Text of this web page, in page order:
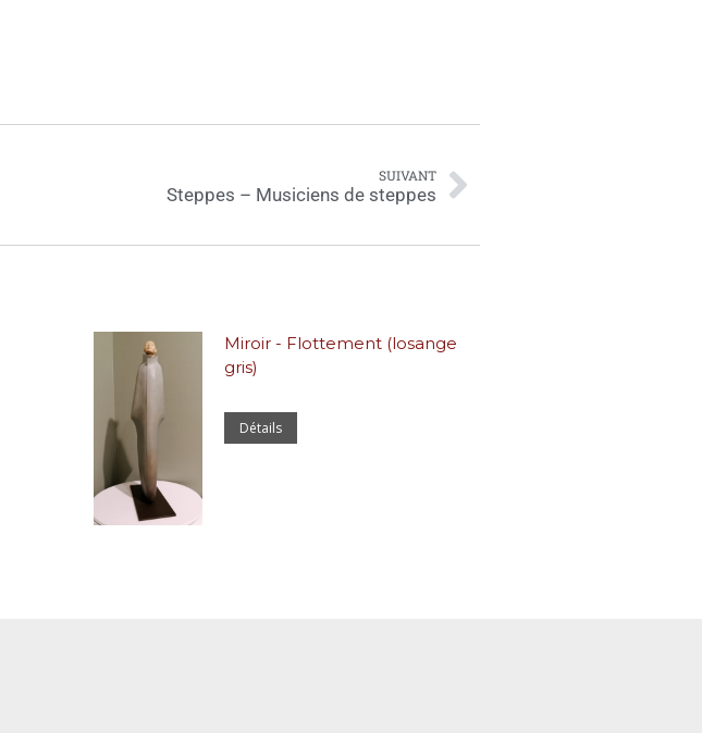
SUIVANT
Steppes – Musiciens de steppes
Miroir - Flottement (losange
gris)
Détails